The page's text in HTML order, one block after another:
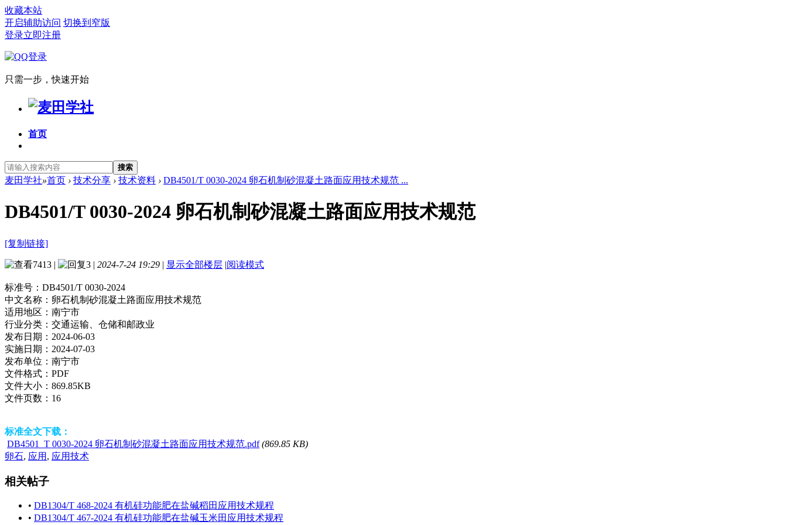
收藏本站
开启辅助访问 切换到窄版
登录立即注册
只需一步，快速开始
首页
搜索
麦田学社»首页 › 技术分享 › 技术资料 › DB4501/T 0030-2024 卵石机制砂混凝土路面应用技术规范 ...
DB4501/T 0030-2024 卵石机制砂混凝土路面应用技术规范
[复制链接]
7413 | 3 | 2024-7-24 19:29 | 显示全部楼层 |阅读模式
标准号： DB4501/T 0030-2024
中文名称： 卵石机制砂混凝土路面应用技术规范
适用地区： 南宁市
行业分类： 交通运输、仓储和邮政业
发布日期： 2024-06-03
实施日期： 2024-07-03
发布单位： 南宁市
文件格式： PDF
文件大小： 869.85KB
文件页数： 16
标准全文下载：
DB4501_T 0030-2024 卵石机制砂混凝土路面应用技术规范.pdf (869.85 KB)
卵石, 应用 , 应用技术
相关帖子
• DB1304/T 468-2024 有机硅功能肥在盐碱稻田应用技术规程
• DB1304/T 467-2024 有机硅功能肥在盐碱玉米田应用技术规程